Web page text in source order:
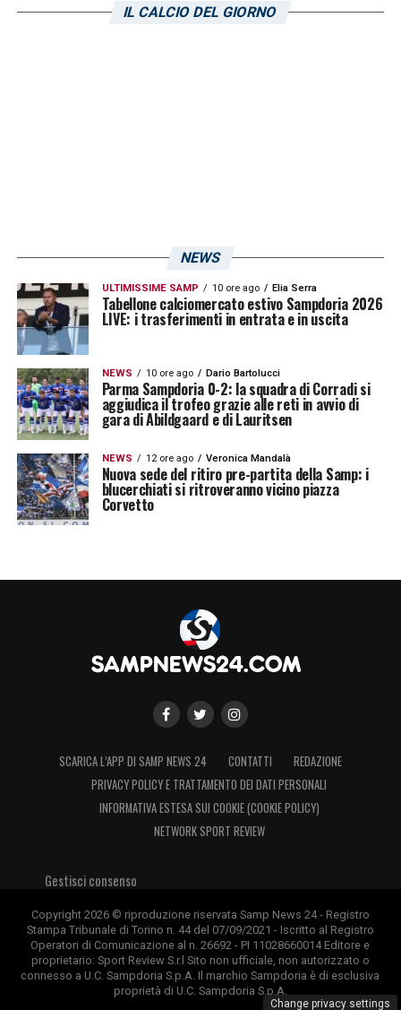
Gomes Ricciulli; Ejjaki (dal 31’ s.t. Scotti);
Vlas, Ferraresi, Cataldo, Palma, Raspadori,
Esposito, Maffezzoli.Allenatore: Tufano.
ARBITRO
Affatato di Vco e Rossi di Novara.
NOTE: ammoniti al 6’ s.t. Pastor, all’8’ Denti,
al 10’ Kolaj, al 30’ Viero, al 34′ Celia e al 37′
Aurelio; recupero 0’ pt e 3′ s.t.
IL CALCIO DEL GIORNO
NEWS
ULTIMISSIME SAMP 10 ore ago Elia Serra
Tabellone calciomercato estivo Sampdoria 2026
LIVE: i trasferimenti in entrata e in uscita
NEWS 10 ore ago Dario Bartolucci
Parma Sampdoria 0-2: la squadra di Corradi si
aggiudica il trofeo grazie alle reti in avvio di
gara di Abildgaard e di Lauritsen
NEWS 12 ore ago Veronica Mandalà
Nuova sede del ritiro pre-partita della Samp: i
blucerchiati si ritroveranno vicino piazza
Corvetto
SCARICA L’APP DI SAMP NEWS 24 CONTATTI
REDAZIONE
PRIVACY POLICY E TRATTAMENTO DEI DATI PERSONALI
INFORMATIVA ESTESA SUI COOKIE (COOKIE POLICY)
NETWORK SPORT REVIEW
Gestisci consenso
Copyright 2026 © riproduzione riservata Samp News 24 - Registro
Stampa Tribunale di Torino n. 44 del 07/09/2021 - Iscritto al Registro
Operatori di Comunicazione al n. 26692 - PI 11028660014 Editore e
proprietario: Sport Review S.r.l Sito non ufficiale, non autorizzato o
connesso a U.C. Sampdoria S.p.A. Il marchio Sampdoria è di esclusiva
proprietà di U.C. Sampdoria S.p.A.
Change privacy settings